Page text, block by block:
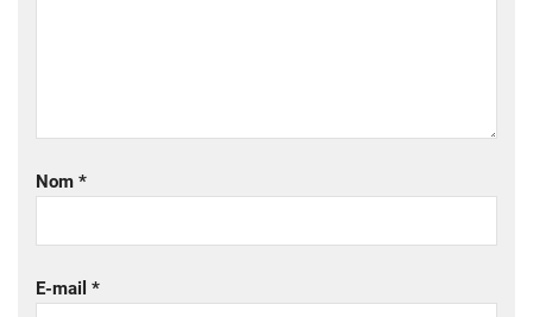
Nom *
E-mail *